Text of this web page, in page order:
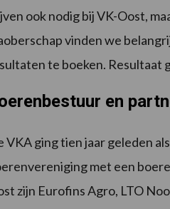
ook nodig bij VK-Oost,
vinden we
te boeken. Resultaat
en
VKA ging tien jaar geleden
met een
zijn Eurofins Agro, LTO